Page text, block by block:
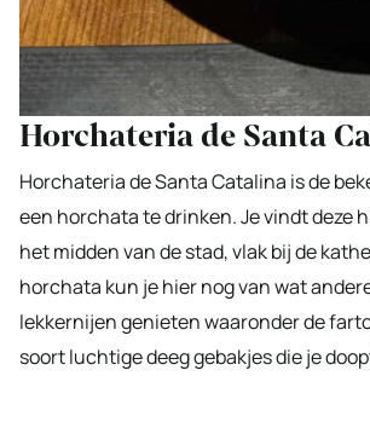
Horchateria de Santa
Horchateria de Santa Catalina is de
een horchata te drinken. Je vindt deze
het midden van de stad, vlak bij de
horchata kun je hier nog van wat
lekkernijen genieten waaronder de
soort luchtige deeg gebakjes die je